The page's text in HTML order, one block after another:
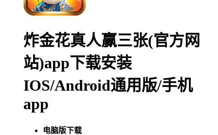
炸金花真人赢三张(官方网
站)app下载安装
IOS/Android通用版/手机
app
电脑版下载